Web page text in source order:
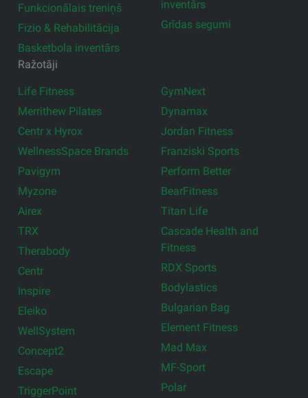
Funkcionālais treniņš
Fizio & Rehabilitācija
Basketbola inventārs
inventārs
Grīdas segumi
Ražotāji
Life Fitness
Merrithew Pilates
Centr x Hyrox
WellnessSpace Brands
Pavigym
Myzone
Airex
TRX
Therabody
Centr
Inspire
Eleiko
WellSystem
Concept2
Escape
TriggerPoint
GymNext
Dynamax
Jordan Fitness
Franziski Sports
Perform Better
BearFitness
Titan Life
Cascade Health and
Fitness
RDX Sports
Bodylastics
Bulgarian Bag
Element Fitness
Mad Max
MF-Sport
Polar